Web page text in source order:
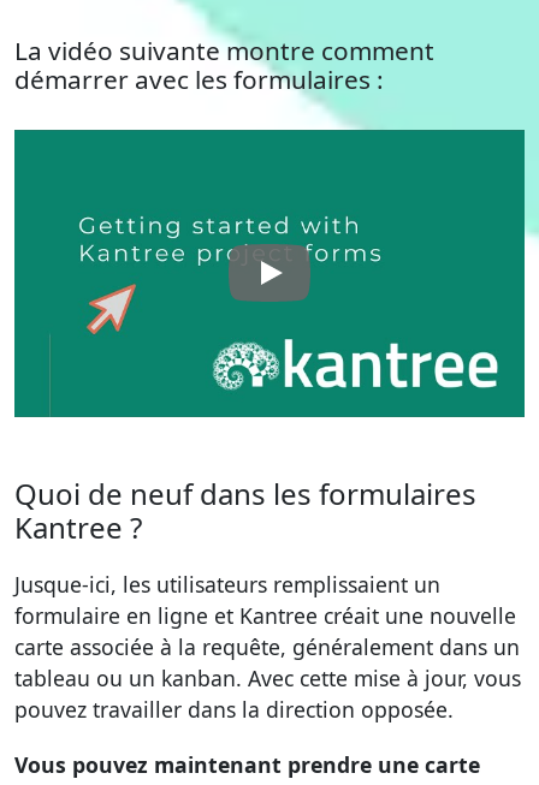
La vidéo suivante montre comment
démarrer avec les formulaires :
Quoi de neuf dans les formulaires
Kantree ?
Jusque-ici, les utilisateurs remplissaient un
formulaire en ligne et Kantree créait une nouvelle
carte associée à la requête, généralement dans un
tableau ou un kanban. Avec cette mise à jour, vous
pouvez travailler dans la direction opposée.
Vous pouvez maintenant prendre une carte